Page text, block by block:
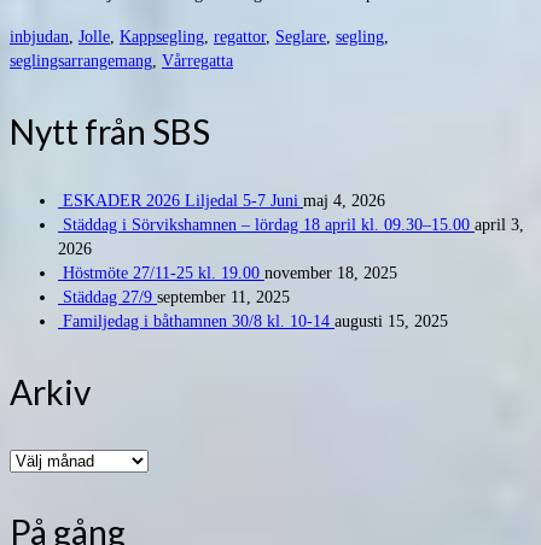
inbjudan, Jolle, Kappsegling, regattor, Seglare, segling,
seglingsarrangemang, Vårregatta
Nytt från SBS
ESKADER 2026 Liljedal 5-7 Juni maj 4, 2026
Städdag i Sörvikshamnen – lördag 18 april kl. 09.30–15.00 april 3,
2026
Höstmöte 27/11-25 kl. 19.00 november 18, 2025
Städdag 27/9 september 11, 2025
Familjedag i båthamnen 30/8 kl. 10-14 augusti 15, 2025
Arkiv
Arkiv
På gång